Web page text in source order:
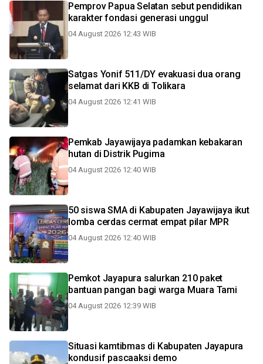
Pemprov Papua Selatan sebut pendidikan
karakter fondasi generasi unggul
04 August 2026 12:43 WIB
Satgas Yonif 511/DY evakuasi dua orang
selamat dari KKB di Tolikara
04 August 2026 12:41 WIB
Pemkab Jayawijaya padamkan kebakaran
hutan di Distrik Pugima
04 August 2026 12:40 WIB
50 siswa SMA di Kabupaten Jayawijaya ikut
lomba cerdas cermat empat pilar MPR
04 August 2026 12:40 WIB
Pemkot Jayapura salurkan 210 paket
bantuan pangan bagi warga Muara Tami
04 August 2026 12:39 WIB
Situasi kamtibmas di Kabupaten Jayapura
kondusif pascaaksi demo